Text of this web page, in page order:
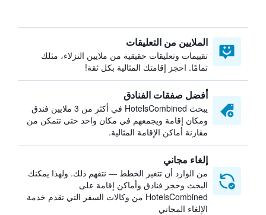
الملايين من التعليقات
تقييمات وتعليقات حقيقية من ملايين النزلاء، مثلك
تمامًا. احجز إقامتك المثالية بكل ثقة!
أفضل صفقات الفنادق
يبحث HotelsCombined في أكثر من 3 ملايين فندق
ومكان إقامة ويجمعهم في مكان واحد حتى تتمكن من
مقارنة أماكن الإقامة المثالية.
إلغاء مجاني
من الوارد أن تتغير الخطط — نتفهم ذلك. ولهذا يمكنك
البحث وحجز فنادق وأماكن إقامة على
HotelsCombined من وكالات السفر التي تقدم خدمة
الإلغاء المجاني